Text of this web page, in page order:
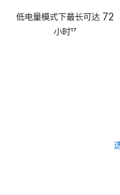
低电量模式下最长可达 72
小时17